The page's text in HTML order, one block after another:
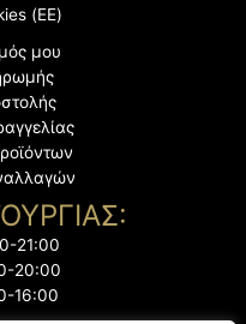
(ΕΕ)
μου
21:00
20:00
16:00